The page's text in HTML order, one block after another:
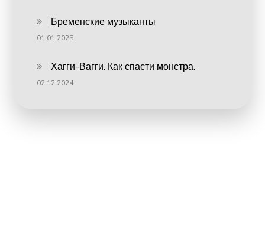
Бременские музыканты
01.01.2025
Хагги-Вагги. Как спасти монстра.
02.12.2024